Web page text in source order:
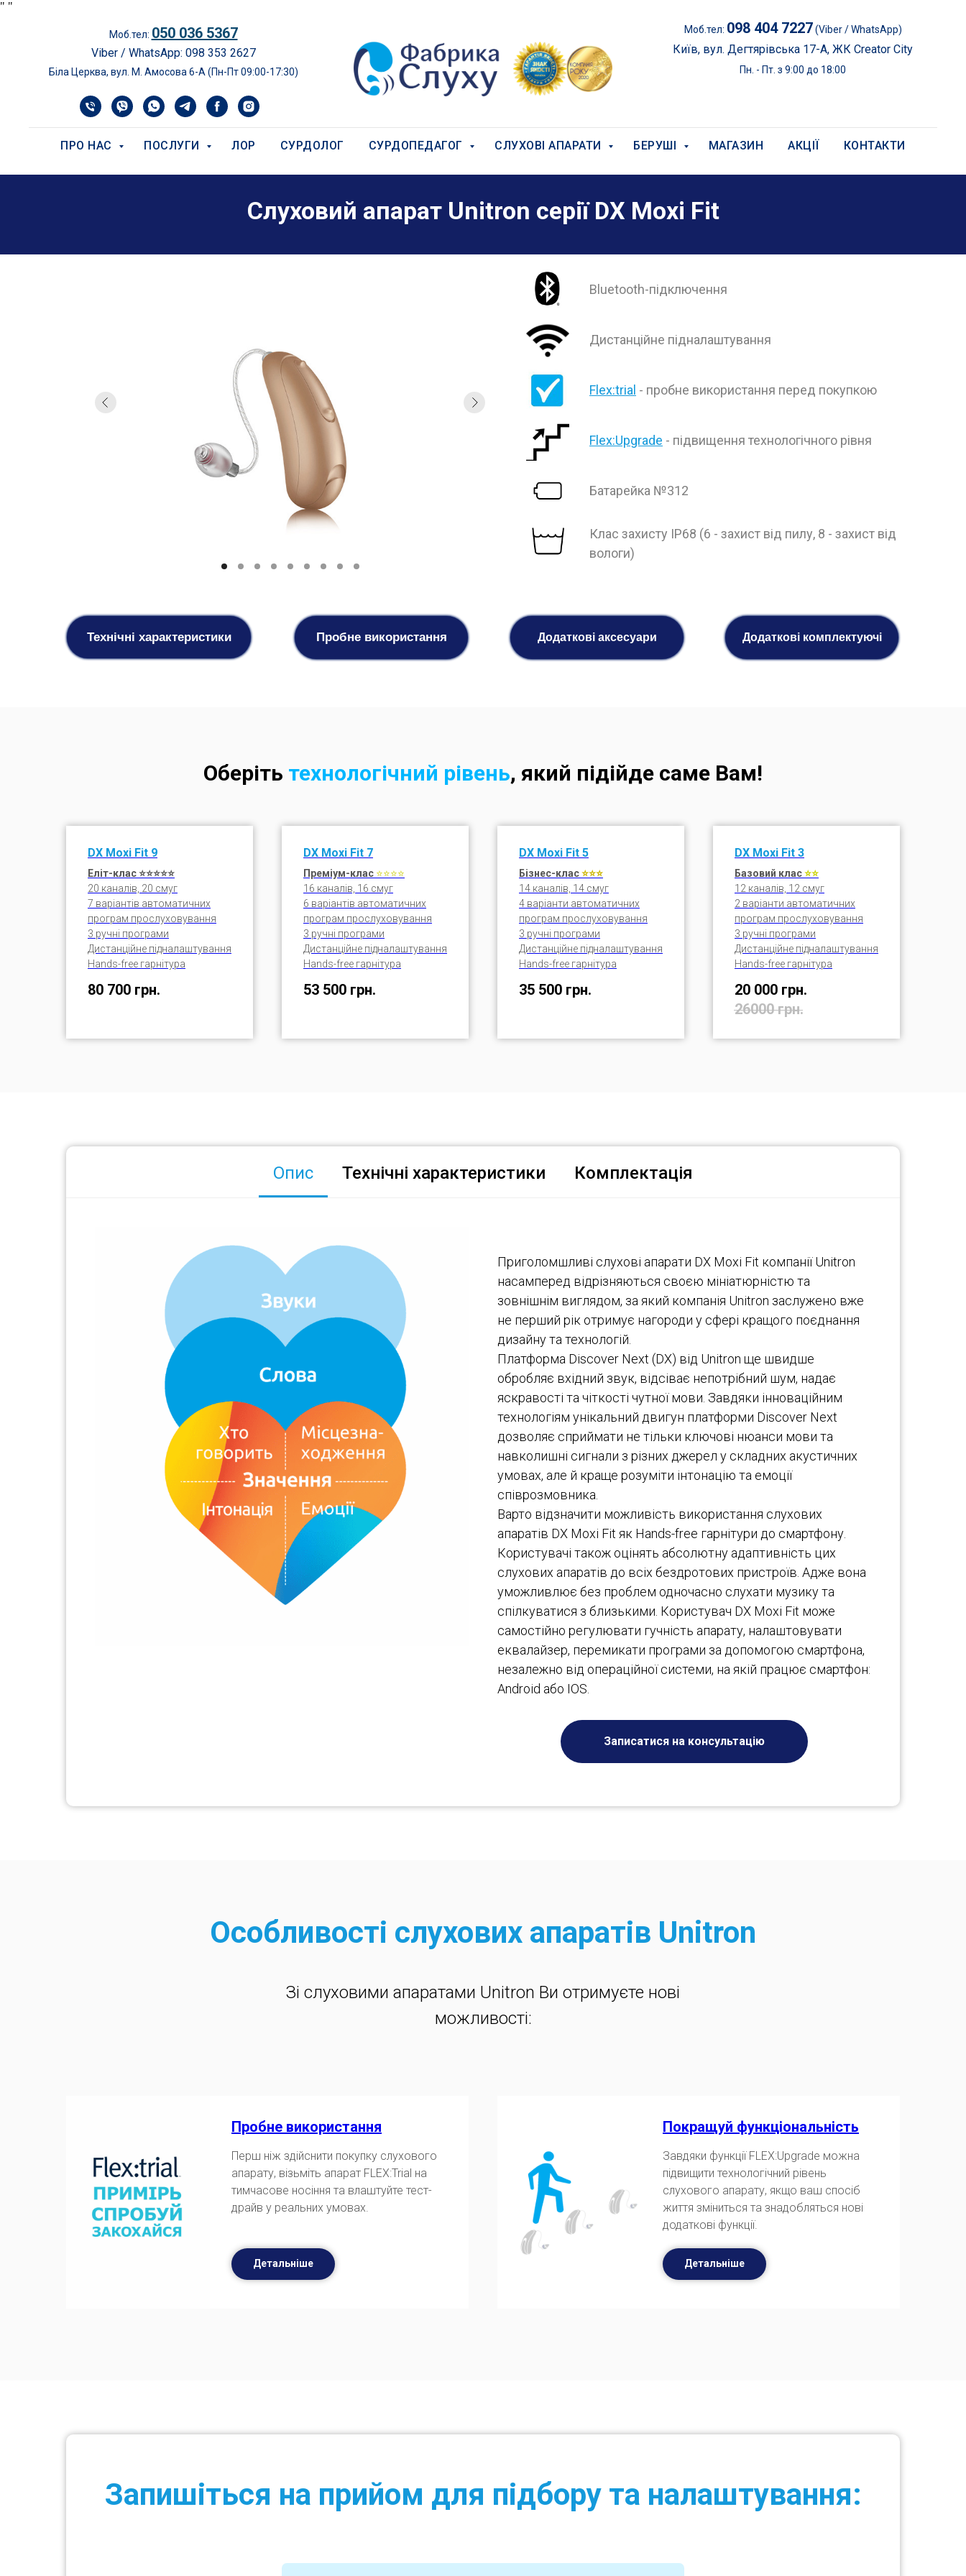
" "
Моб.тел: 050 036 5367
Viber / WhatsApp: 098 353 2627
Біла Церква, вул. М. Амосова 6-А (Пн-Пт 09:00-17:30)
Моб.тел: 098 404 7227 (Viber / WhatsApp)
Київ, вул. Дегтярівська 17-А, ЖК Creator City
Пн. - Пт. з 9:00 до 18:00
ПРО НАС ПОСЛУГИ ЛОР СУРДОЛОГ СУРДОПЕДАГОГ СЛУХОВІ АПАРАТИ БЕРУШІ МАГАЗИН АКЦІЇ КОНТАКТИ
Слуховий апаратUnitron серії DX Moxi Fit
Дистанційне підналаштування
Flex:trial - пробне використання перед покупкою
Flex:Upgrade - підвищення технологічного рівня
Батарейка №312
Клас захисту IP68 (6 - захист від пилу, 8 - захист від
вологи)
Bluetooth-підключення
Технічні характеристики Пробне використання Додаткові аксесуари Додаткові комплектуючі
Оберіть технологічний рівень, який підійде саме Вам!
DX Moxi Fit 9
Еліт-клас ⭐⭐⭐⭐⭐
20 каналів, 20 смуг
7 варіантів автоматичних
програм прослуховування
3 ручні програми
Дистанційне підналаштування
Hands-free гарнітура
80 700 грн.
DX Moxi Fit 7
Преміум-клас ⭐⭐⭐⭐
16 каналів, 16 смуг
6 варіантів автоматичних
програм прослуховування
3 ручні програми
Дистанційне підналаштування
Hands-free гарнітура
53 500 грн.
DX Moxi Fit 5
Бізнес-клас⭐⭐⭐
14 каналів, 14 смуг
4 варіанти автоматичних
програм прослуховування
3 ручні програми
Дистанційне підналаштування
Hands-free гарнітура
35 500 грн.
DX Moxi Fit 3
Базовий клас⭐⭐
12 каналів, 12 смуг
2 варіанти автоматичних
програм прослуховування
3 ручні програми
Дистанційне підналаштування
Hands-free гарнітура
20 000 грн.
26000 грн.
Опис Технічні характеристики Комплектація
Приголомшливі слухові апарати DX Moxi Fit компанії Unitron
насамперед відрізняються своєю мініатюрністю та
зовнішнім виглядом, за який компанія Unitron заслужено вже
не перший рік отримує нагороди у сфері кращого поєднання
дизайну та технологій.
Платформа Discover Next (DX) від Unitron ще швидше
обробляє вхідний звук, відсіває непотрібний шум, надає
яскравості та чіткості чутної мови. Завдяки інноваційним
технологіям унікальний двигун платформи Discover Next
дозволяє сприймати не тільки ключові нюанси мови та
навколишні сигнали з різних джерел у складних акустичних
умовах, але й краще розуміти інтонацію та емоції
співрозмовника.
Варто відзначити можливість використання слухових
апаратів DX Moxi Fit як Hands-free гарнітури до смартфону.
Користувачі також оцінять абсолютну адаптивність цих
слухових апаратів до всіх бездротових пристроїв. Адже вона
уможливлює без проблем одночасно слухати музику та
спілкуватися з близькими. Користувач DX Moxi Fit може
самостійно регулювати гучність апарату, налаштовувати
еквалайзер, перемикати програми за допомогою смартфона,
незалежно від операційної системи, на якій працює смартфон:
Android або IOS.
Записатися на консультацію
Особливості слухових апаратів Unitron
Зі слуховими апаратами Unitron Ви отримуєте нові
можливості:
Пробне використання
Перш ніж здійснити покупку слухового
апарату, візьміть апарат FLEX:Trial на
тимчасове носіння та влаштуйте тест-
драйв у реальних умовах.
Детальніше
Покращуй функціональність
Завдяки функції FLEX:Upgrade можна
підвищити технологічний рівень
слухового апарату, якщо ваш спосіб
життя зміниться та знадобляться нові
додаткові функції.
Детальніше
Запишіться на прийом для підбору та налаштування: